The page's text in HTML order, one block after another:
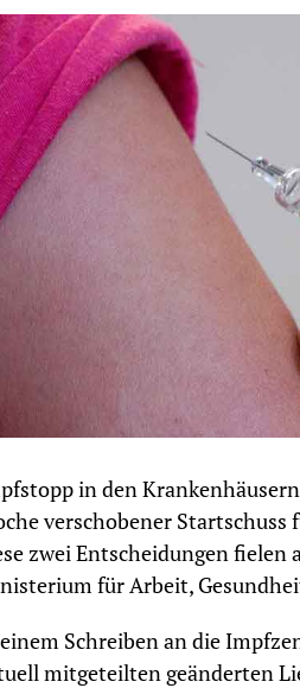
in den
verschobener
zwei Entscheidungen
für Arbeit,
Schreiben an die
mitgeteilten geänderten